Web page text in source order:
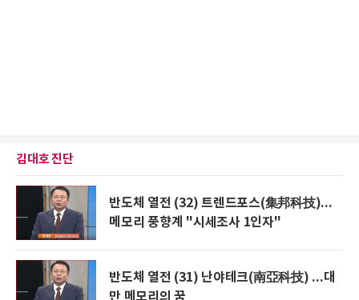
김대호 진단
반도체 열전 (32) 트렌드포스(集邦科技)...
메모리 풍향계 "시세조사 1인자"
반도체 열전 (31) 난야테크(南亞科技) ...대